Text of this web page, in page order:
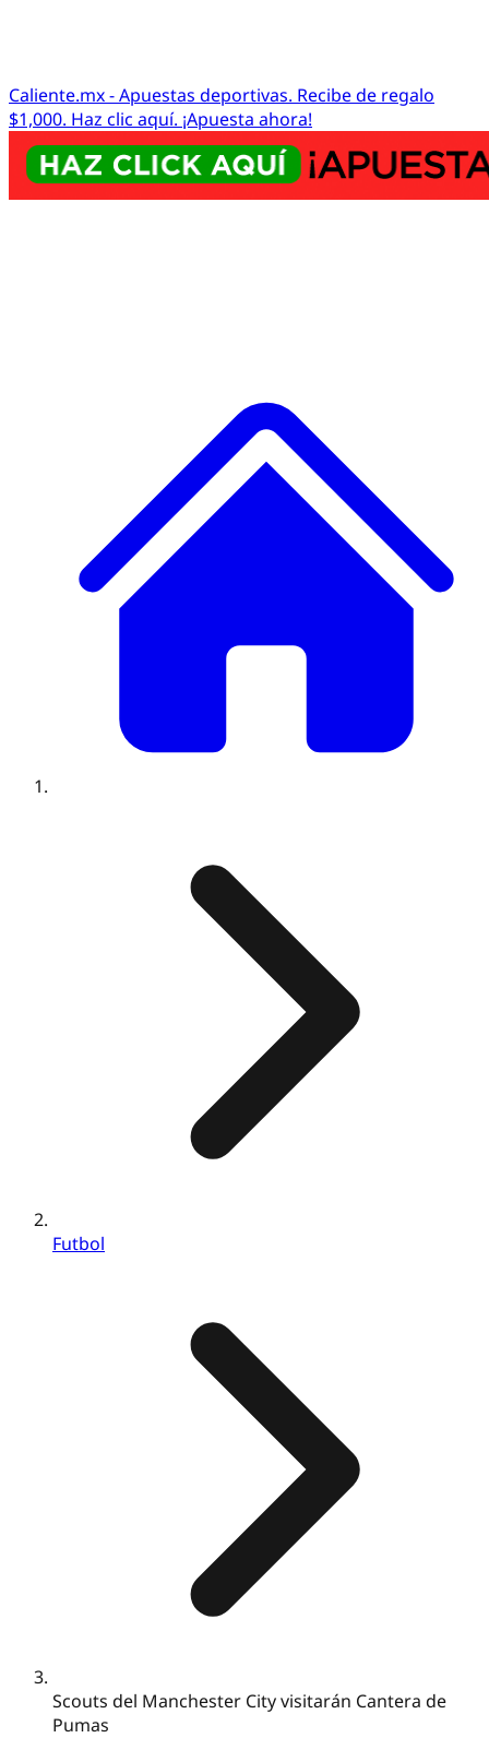
Caliente.mx - Apuestas deportivas. Recibe de regalo
$1,000. Haz clic aquí. ¡Apuesta ahora!
Futbol
Scouts del Manchester City visitarán Cantera de
Pumas